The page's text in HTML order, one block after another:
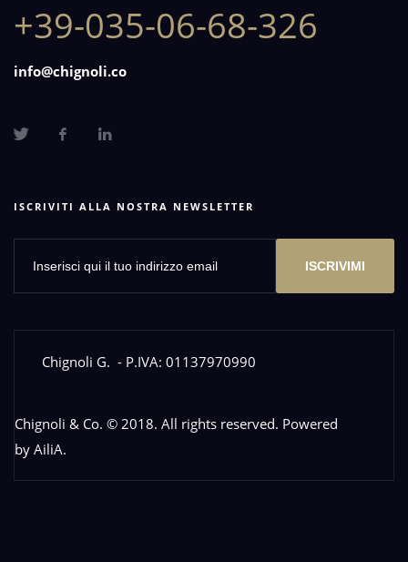
+39-035-06-68-326
info@chignoli.co
ISCRIVITI ALLA NOSTRA NEWSLETTER
ISCRIVIMI
Chignoli G. - P.IVA: 01137970990
Chignoli & Co. © 2018. All rights reserved. Powered
by AiliA.